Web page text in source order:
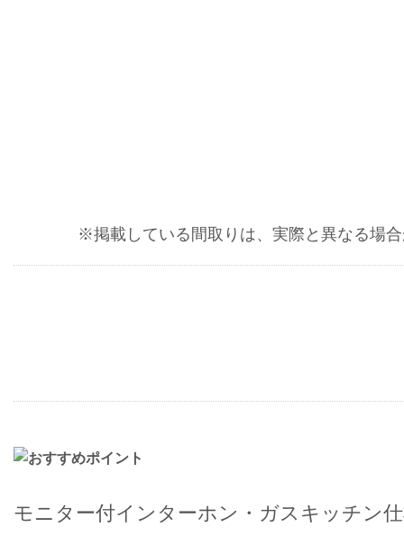
※掲載している間取りは、実際と異なる場
モニター付インターホン・ガスキッチン